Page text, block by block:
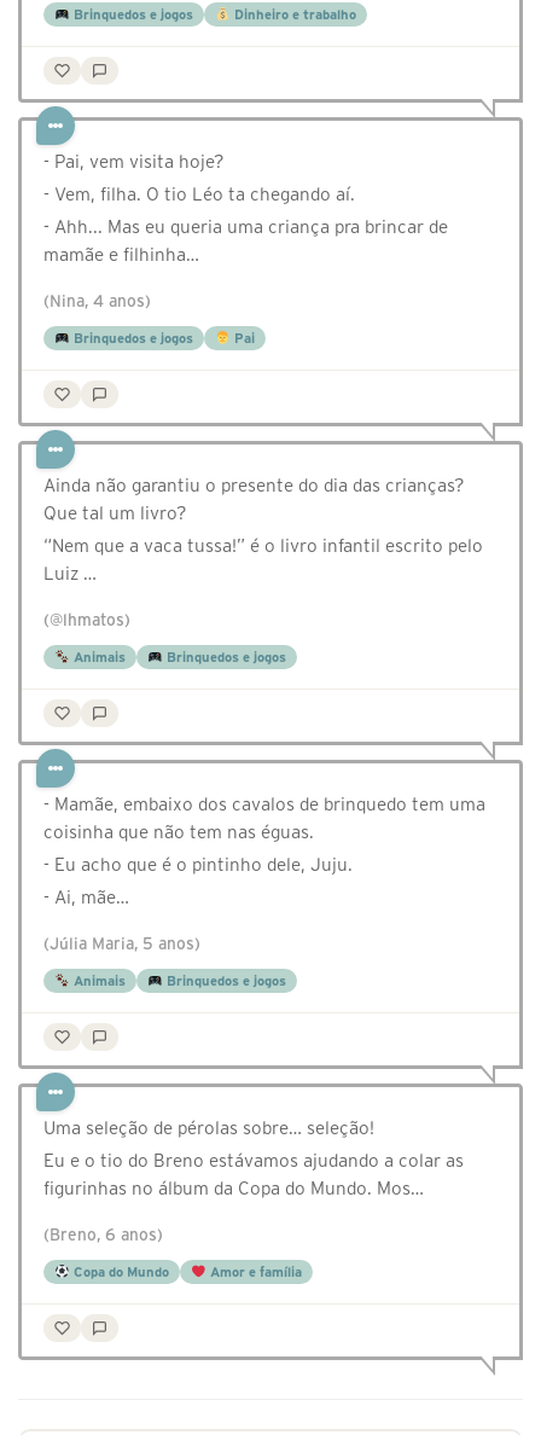
Brinquedos e jogos Dinheiro e trabalho
- Pai, vem visita hoje?
- Vem, filha. O tio Léo ta chegando aí.
- Ahh... Mas eu queria uma criança pra brincar de
mamãe e filhinha…
(Nina, 4 anos)
Brinquedos e jogos Pai
Ainda não garantiu o presente do dia das crianças?
Que tal um livro?
“Nem que a vaca tussa!” é o livro infantil escrito pelo
Luiz …
(@lhmatos)
Animais Brinquedos e jogos
- Mamãe, embaixo dos cavalos de brinquedo tem uma
coisinha que não tem nas éguas.
- Eu acho que é o pintinho dele, Juju.
- Ai, mãe…
(Júlia Maria, 5 anos)
Animais Brinquedos e jogos
Uma seleção de pérolas sobre… seleção!
Eu e o tio do Breno estávamos ajudando a colar as
figurinhas no álbum da Copa do Mundo. Mos…
(Breno, 6 anos)
Copa do Mundo Amor e família